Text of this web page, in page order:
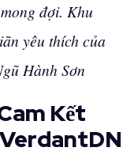
đợi. Khu
yêu thích của
Hành Sơn
Kết